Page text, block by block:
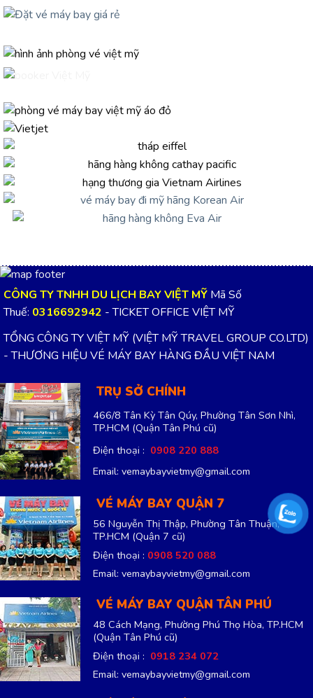
CÔNG TY TNHH DU LỊCH BAY VIỆT MỸ Mã Số
Thuế: 0316692942 - TICKET OFFICE VIỆT MỸ
TỔNG CÔNG TY VIỆT MỸ (VIỆT MỸ TRAVEL GROUP CO.LTD)
- THƯƠNG HIỆU VÉ MÁY BAY HÀNG ĐẦU VIỆT NAM
TRỤ SỞ CHÍNH
466/8 Tân Kỳ Tân Qúy, Phường Tân Sơn Nhì,
TP.HCM (Quận Tân Phú cũ)
Điện thoại : 0908 220 888
Email: vemaybayvietmy@gmail.com
VÉ MÁY BAY QUẬN 7
56 Nguyễn Thị Thập, Phường Tân Thuận,
TP.HCM (Quận 7 cũ)
Điện thoại : 0908 520 088
Email: vemaybayvietmy@gmail.com
VÉ MÁY BAY QUẬN TÂN PHÚ
48 Cách Mạng, Phường Phú Thọ Hòa, TP.HCM
(Quận Tân Phú cũ)
Điện thoại : 0918 234 072
Email: vemaybayvietmy@gmail.com